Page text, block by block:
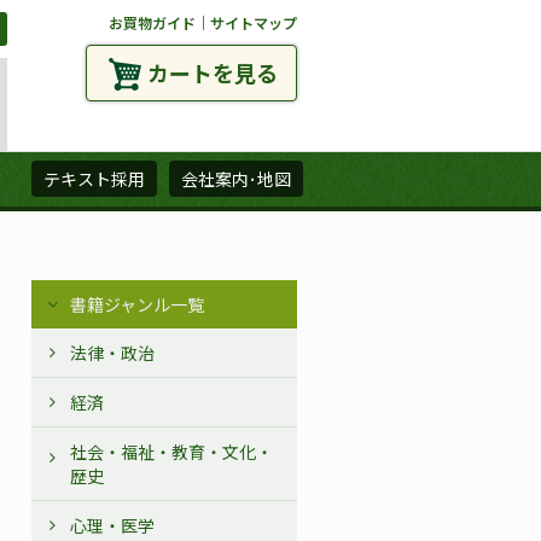
お買物ガイド ｜ サイトマップ
カートを見る
テキスト採用 会社案内･地図
書籍ジャンル一覧
法律・政治
経済
社会・福祉・教育・文化・
歴史
心理・医学